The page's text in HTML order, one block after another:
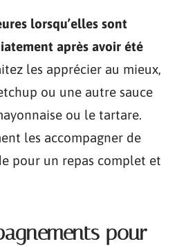
lorsqu’elles sont
après avoir été
les apprécier au mieux,
ou une autre sauce
ou le tartare.
les accompagner de
pour un repas complet et
pour